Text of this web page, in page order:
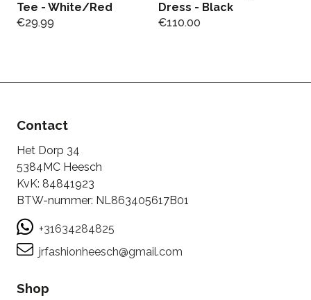
Tee - White/Red
€29.99
Dress - Black
€110.00
Contact
Het Dorp 34
5384MC Heesch
KvK: 84841923
BTW-nummer: NL863405617B01
+31634284825
jrfashionheesch@gmail.com
Shop